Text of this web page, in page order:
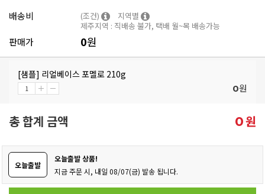
배송비 (조건)
지역별
제주지역 : 직배송 불가, 택배 월~목 배송가능
판매가 0원
[샘플] 리얼베이스 포멜로 210g
0원
총 합계 금액 0원
오늘출발
오늘출발 상품!
지금 주문 시, 내일 08/07(금) 발송 됩니다.